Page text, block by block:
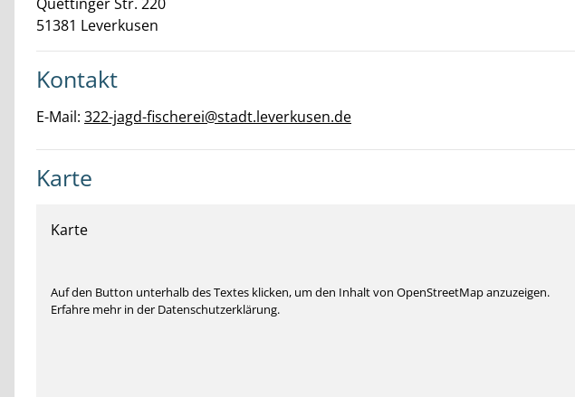
51381 Leverkusen
Kontakt
E-Mail: 322-jagd-fischerei@stadt.leverkusen.de
Karte
Karte
Auf den Button unterhalb des Textes klicken, um den Inhalt von OpenStreetMap anzuzeigen.
Erfahre mehr in der Datenschutzerklärung.